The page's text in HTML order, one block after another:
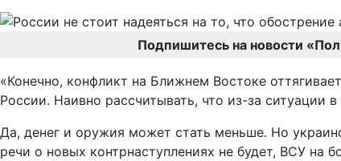
Подпишитесь на новости
«Конечно, конфликт на Ближнем Востоке
России. Наивно рассчитывать, что из-за ситуации
Да, денег и оружия может стать меньше. Но
речи о новых контрнаступлениях не будет, ВСУ на